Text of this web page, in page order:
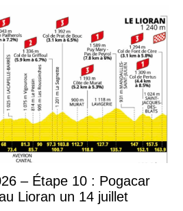
– Étape 10 : Pogacar
Lioran un 14 juillet